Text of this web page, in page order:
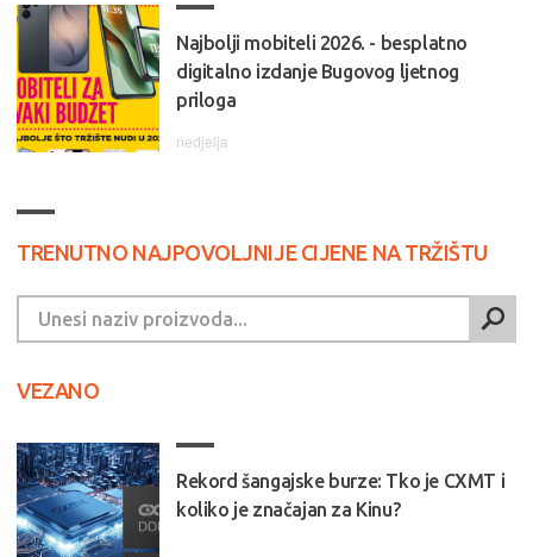
Najbolji mobiteli 2026. - besplatno
digitalno izdanje Bugovog ljetnog
priloga
nedjelja
TRENUTNO NAJPOVOLJNIJE CIJENE NA TRŽIŠTU
VEZANO
Rekord šangajske burze: Tko je CXMT i
koliko je značajan za Kinu?